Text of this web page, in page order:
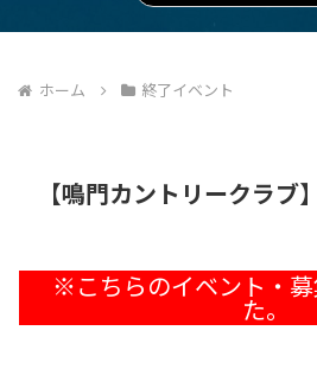
ホーム 終了イベント
【鳴門カントリークラブ